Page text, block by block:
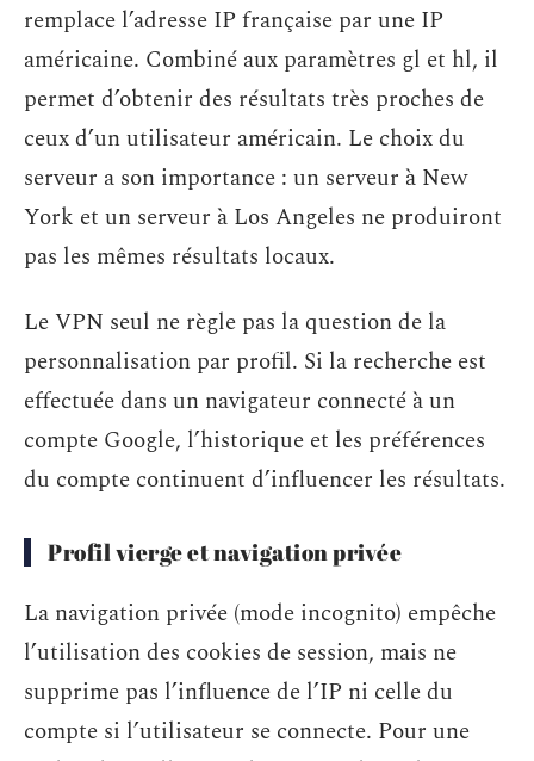
remplace l’adresse IP française par une IP
américaine. Combiné aux paramètres gl et hl, il
permet d’obtenir des résultats très proches de
ceux d’un utilisateur américain. Le choix du
serveur a son importance : un serveur à New
York et un serveur à Los Angeles ne produiront
pas les mêmes résultats locaux.
Le VPN seul ne règle pas la question de la
personnalisation par profil. Si la recherche est
effectuée dans un navigateur connecté à un
compte Google, l’historique et les préférences
du compte continuent d’influencer les résultats.
Profil vierge et navigation privée
La navigation privée (mode incognito) empêche
l’utilisation des cookies de session, mais ne
supprime pas l’influence de l’IP ni celle du
compte si l’utilisateur se connecte. Pour une